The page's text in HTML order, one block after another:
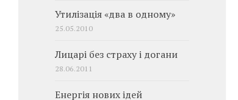
Утилізація «два в одному»
25.05.2010
Лицарі без страху і догани
28.06.2011
Енергія нових ідей